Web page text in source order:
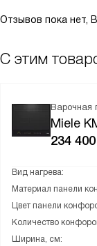
Отзывов пока нет,
С этим
Варочная
Miele
234 400
Вид нагрева:
Материал панели
Цвет панели
Количество
Ширина, см: